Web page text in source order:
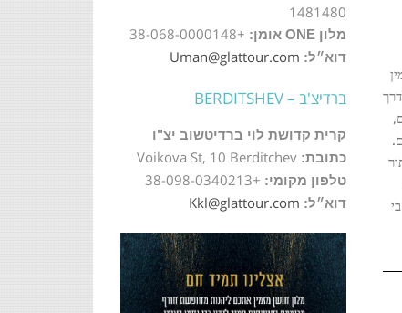
1481480
מלון ONE אומן: +38-068-0000148
דוא״ל: Uman@glattour.com
ברדיצ'ב – BERDITSHEV
קרית קדושת לוי ברדיטשוב יצ"ו
כתובת: Voikova St, 10 Berditchev
טלפון מקומי: +38-098-0340213
דוא״ל: Kkl@glattour.com